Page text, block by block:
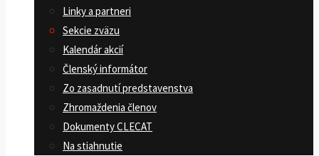
Linky a partneri
Sekcie zväzu
Kalendár akcií
Členský informátor
Zo zasadnutí predstavenstva
Zhromaždenia členov
Dokumenty CLECAT
Na stiahnutie